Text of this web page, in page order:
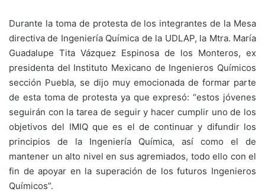
Durante la toma de protesta de los integrantes de la Mesa
directiva de Ingeniería Química de la UDLAP, la Mtra. María
Guadalupe Tita Vázquez Espinosa de los Monteros, ex
presidenta del Instituto Mexicano de Ingenieros Químicos
sección Puebla, se dijo muy emocionada de formar parte
de esta toma de protesta ya que expresó: “estos jóvenes
seguirán con la tarea de seguir y hacer cumplir uno de los
objetivos del IMIQ que es el de continuar y difundir los
principios de la Ingeniería Química, así como el de
mantener un alto nivel en sus agremiados, todo ello con el
fin de apoyar en la superación de los futuros Ingenieros
Químicos”.